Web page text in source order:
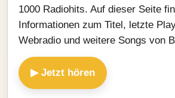
1000 Radiohits. Auf dieser Seite
Informationen zum Titel, letzte
Webradio und weitere Songs von
▶ Jetzt hören